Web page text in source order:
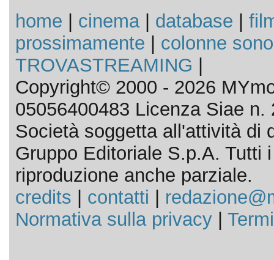
home cinema| database
prossimamente
colonne
TROVASTREAMING
Copyright© 2000 - 2026
05056400483 Licenza Siae n.
Società soggetta all'attività di
Gruppo Editoriale S.p.A. Tutti
riproduzione anche parziale.
credits
contatti
Normativa sulla privacy|